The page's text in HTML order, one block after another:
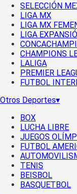
SELECCIÓN
LIGA MX
LIGA MX
LIGA
CHAMPIONS
LALIGA
PREMIER
FUTBOL
Otros Deportes▾
BOX
LUCHA LIBRE
JUEGOS
FUTBOL
TENIS
BEISBOL
BASQUETBOL